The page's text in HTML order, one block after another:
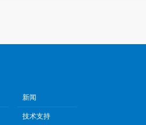
新闻
技术支持